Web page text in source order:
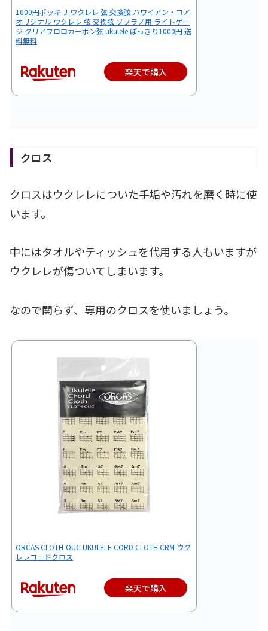
1000円ポッキリ ウクレレ 弦 交換弦 ハワイアン・コア
オリジナル ウクレレ 弦 交換弦 ソプラノ用 ライトゲー
ジ クリアフロロカーボン弦 ukulele ぽっきり1000円 送
料無料
楽天で購入
クロス
クロスはウクレレについた手垢や汚れを磨く時に使
います。
中にはタオルやティッシュを代用する人もいますが
ウクレレが傷ついてしまいます。
なので関らず、専用のクロスを使いましょう。
ORCAS CLOTH-OUC UKULELE CORD CLOTH CRM ウク
レレコードクロス
楽天で購入